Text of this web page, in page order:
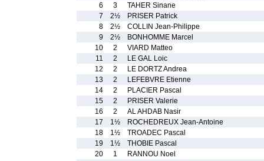
6
3
TAHER Sinane
7
2½
PRISER Patrick
8
2½
COLLIN Jean-Philippe
9
2½
BONHOMME Marcel
10
2
VIARD Matteo
11
2
LE GAL Loic
12
2
LE DORTZ Andrea
13
2
LEFEBVRE Etienne
14
2
PLACIER Pascal
15
2
PRISER Valerie
16
2
AL AHDAB Nasir
17
1½
ROCHEDREUX Jean-Antoine
18
1½
TROADEC Pascal
19
1½
THOBIE Pascal
20
1
RANNOU Noel